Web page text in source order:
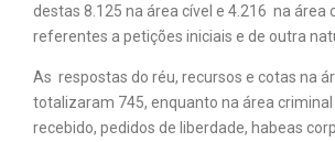
destas 8.125 na área cível e 4.216 na área
referentes a petições iniciais e de outra
As respostas do réu, recursos e cotas na
totalizaram 745, enquanto na área
recebido, pedidos de liberdade, habeas